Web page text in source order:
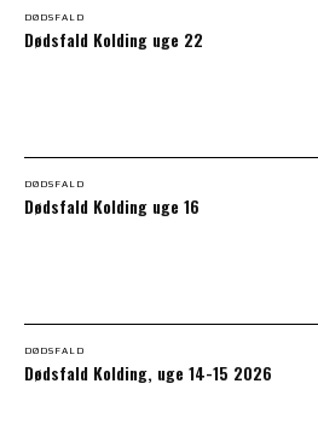
DØDSFALD
Dødsfald Kolding uge 22
DØDSFALD
Dødsfald Kolding uge 16
DØDSFALD
Dødsfald Kolding, uge 14-15 2026